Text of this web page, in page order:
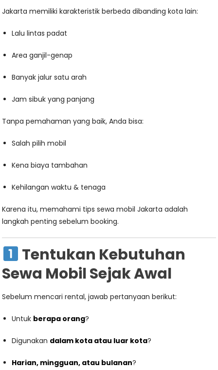
Jakarta memiliki karakteristik berbeda dibanding kota lain:
Lalu lintas padat
Area ganjil-genap
Banyak jalur satu arah
Jam sibuk yang panjang
Tanpa pemahaman yang baik, Anda bisa:
Salah pilih mobil
Kena biaya tambahan
Kehilangan waktu & tenaga
Karena itu, memahami tips sewa mobil Jakarta adalah
langkah penting sebelum booking.
Tentukan Kebutuhan
Sewa Mobil Sejak Awal
Sebelum mencari rental, jawab pertanyaan berikut:
Untuk berapa orang?
Digunakan dalam kota atau luar kota?
Harian, mingguan, atau bulanan?